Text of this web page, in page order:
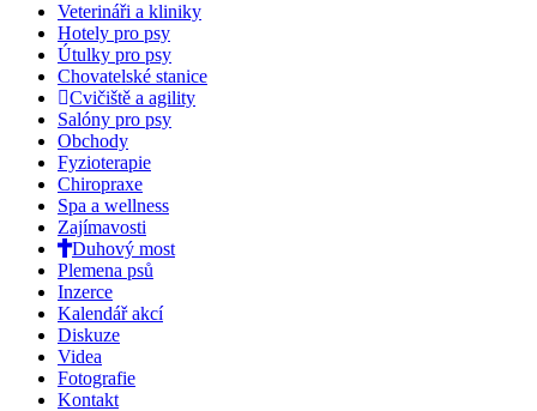
Veterináři a kliniky
Hotely pro psy
Útulky pro psy
Chovatelské stanice
Cvičiště a agility
Salóny pro psy
Obchody
Fyzioterapie
Chiropraxe
Spa a wellness
Zajímavosti
Duhový most
Plemena psů
Inzerce
Kalendář akcí
Diskuze
Videa
Fotografie
Kontakt